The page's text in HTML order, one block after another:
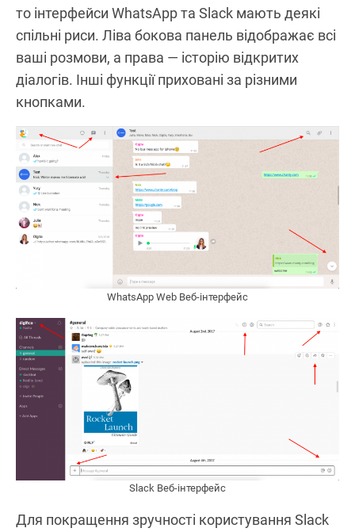
то інтерфейси WhatsApp та Slack мають деякі
спільні риси. Ліва бокова панель відображає всі
ваші розмови, а права — історію відкритих
діалогів. Інші функції приховані за різними
кнопками.
WhatsApp Web Веб-інтерфейс
Slack Веб-інтерфейс
Для покращення зручності користування Slack